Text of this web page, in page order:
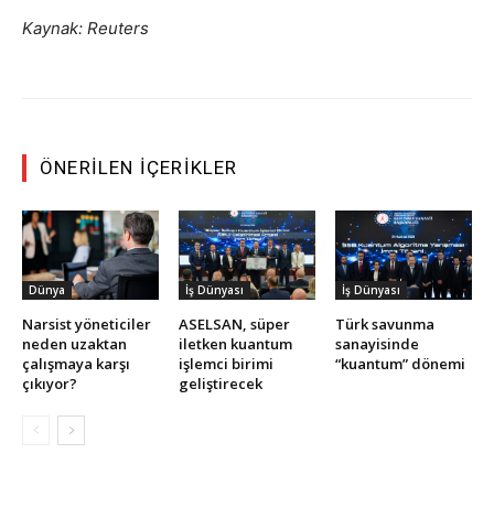
Kaynak: Reuters
ÖNERILEN İÇERIKLER
Dünya
Narsist yöneticiler
neden uzaktan
çalışmaya karşı
çıkıyor?
İş Dünyası
ASELSAN, süper
iletken kuantum
işlemci birimi
geliştirecek
İş Dünyası
Türk savunma
sanayisinde
“kuantum” dönemi